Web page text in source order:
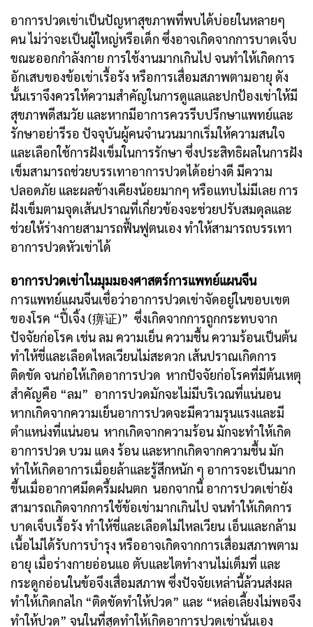
อาการปวดเข่าเป็นปัญหาสุขภาพที่พบได้บ่อยในหลายๆ
คน ไม่ว่าจะเป็นผู้ใหญ่หรือเด็ก ซึ่งอาจเกิดจากการบาดเจ็บ
ขณะออกกำลังกาย การใช้งานมากเกินไป จนทำให้เกิดการ
อักเสบของข้อเข่าเรื้อรัง หรือการเสื่อมสภาพตามอายุ ดัง
นั้นเราจึงควรให้ความสำคัญในการดูแลและปกป้องเข่าให้มี
สุขภาพดีสมวัย และหากมีอาการควรรีบปรึกษาแพทย์และ
รักษาอย่ารีรอ ปัจจุบันผู้คนจำนวนมากเริ่มให้ความสนใจ
และเลือกใช้การฝังเข็มในการรักษา ซึ่งประสิทธิผลในการฝัง
เข็มสามารถช่วยบรรเทาอาการปวดได้อย่างดี มีความ
ปลอดภัย และผลข้างเคียงน้อยมากๆ หรือแทบไม่มีเลย การ
ฝังเข็มตามจุดเส้นปราณที่เกี่ยวข้องจะช่วยปรับสมดุลและ
ช่วยให้ร่างกายสามารถฟื้นฟูตนเอง ทำให้สามารถบรรเทา
อาการปวดหัวเข่าได้
อาการปวดเข่าในมุมมองศาสตร์การแพทย์แผนจีน
การแพทย์แผนจีนเชื่อว่าอาการปวดเข่าจัดอยู่ในขอบเขต
ของโรค “ปี้เจิ้ง (痹证)” ซึ่งเกิดจากการถูกกระทบจาก
ปัจจัยก่อโรค เช่น ลม ความเย็น ความชื้น ความร้อนเป็นต้น
ทำให้ชี่และเลือดไหลเวียนไม่สะดวก เส้นปราณเกิดการ
ติดขัด จนก่อให้เกิดอาการปวด หากปัจจัยก่อโรคที่มีต้นเหตุ
สำคัญคือ “ลม” อาการปวดมักจะไม่มีบริเวณที่แน่นอน
หากเกิดจากความเย็นอาการปวดจะมีความรุนแรงและมี
ตำแหน่งที่แน่นอน หากเกิดจากความร้อน มักจะทำให้เกิด
อาการปวด บวม แดง ร้อน และหากเกิดจากความชื้น มัก
ทำให้เกิดอาการเมื่อยล้าและรู้สึกหนัก ๆ อาการจะเป็นมาก
ขึ้นเมื่ออากาศมึดครึ้มฝนตก นอกจากนี้ อาการปวดเข่ายัง
สามารถเกิดจากการใช้ข้อเข่ามากเกินไป จนทำให้เกิดการ
บาดเจ็บเรื้อรัง ทำให้ชี่และเลือดไม่ไหลเวียน เอ็นและกล้าม
เนื้อไม่ได้รับการบำรุง หรืออาจเกิดจากการเสื่อมสภาพตาม
อายุ เมื่อร่างกายอ่อนแอ ตับและไตทำงานไม่เต็มที่ และ
กระดูกอ่อนในข้อจึงเสื่อมสภาพ ซึ่งปัจจัยเหล่านี้ล้วนส่งผล
ทำให้เกิดกลไก “ติดขัดทำให้ปวด” และ “หล่อเลี้ยงไม่พอจึง
ทำให้ปวด” จนในที่สุดทำให้เกิดอาการปวดเข่านั่นเอง